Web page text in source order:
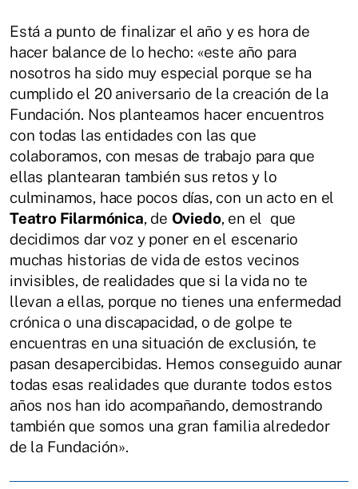
Está a punto de finalizar el año y es hora de
hacer balance de lo hecho: «este año para
nosotros ha sido muy especial porque se ha
cumplido el 20 aniversario de la creación de la
Fundación. Nos planteamos hacer encuentros
con todas las entidades con las que
colaboramos, con mesas de trabajo para que
ellas plantearan también sus retos y lo
culminamos, hace pocos días, con un acto en el
Teatro Filarmónica, de Oviedo, en el que
decidimos dar voz y poner en el escenario
muchas historias de vida de estos vecinos
invisibles, de realidades que si la vida no te
llevan a ellas, porque no tienes una enfermedad
crónica o una discapacidad, o de golpe te
encuentras en una situación de exclusión, te
pasan desapercibidas. Hemos conseguido aunar
todas esas realidades que durante todos estos
años nos han ido acompañando, demostrando
también que somos una gran familia alrededor
de la Fundación».